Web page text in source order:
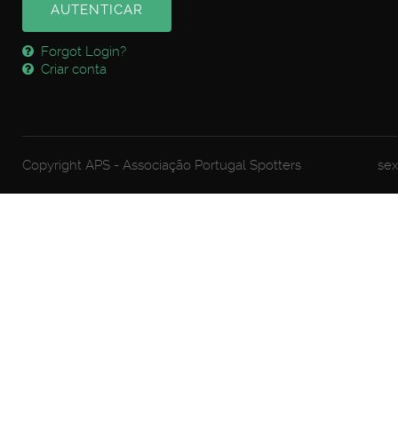
AUTENTICAR
Forgot Login?
Criar conta
Copyright APS - Associação Portugal Spotters